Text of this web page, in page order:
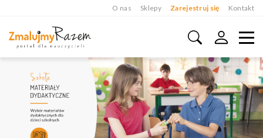
O nas Sklepy Zarejestruj się Kontakt